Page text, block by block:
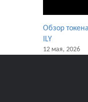
Обзор
ILY
12 мая, 2026